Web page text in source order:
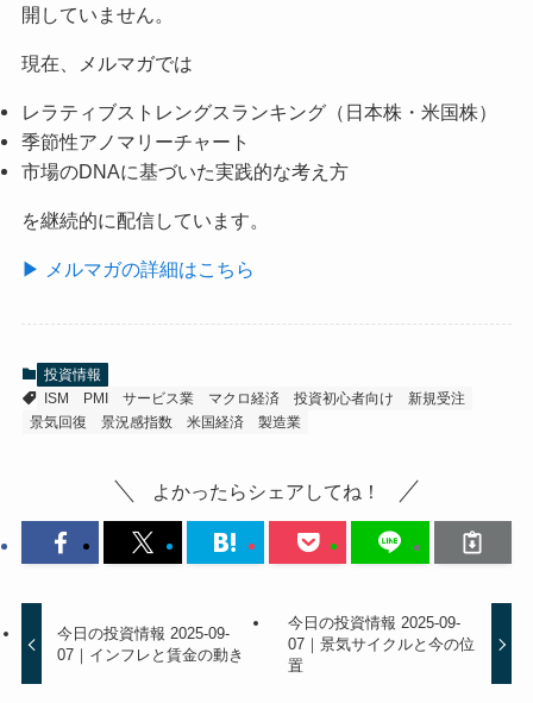
開していません。
現在、メルマガでは
レラティブストレングスランキング（日本株・米国株）
季節性アノマリーチャート
市場のDNAに基づいた実践的な考え方
を継続的に配信しています。
▶ メルマガの詳細はこちら
投資情報
ISM
PMI サービス業 マクロ経済 投資初心者向け
新規受注
景気回復
景況感指数 米国経済 製造業
よかったらシェアしてね！
今日の投資情報 2025-09-
07｜インフレと賃金の動き
今日の投資情報 2025-09-
07｜景気サイクルと今の位
置